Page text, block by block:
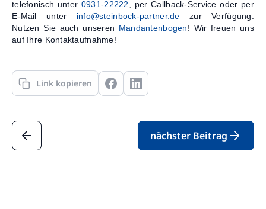
telefonisch unter 0931-22222
, per Callback-Service oder per
E-Mail unter info@steinbock-partner.de zur Verfügung.
Nutzen Sie auch unseren Mandantenbogen! Wir freuen uns
auf Ihre Kontaktaufnahme!
Link kopieren
nächster Beitrag